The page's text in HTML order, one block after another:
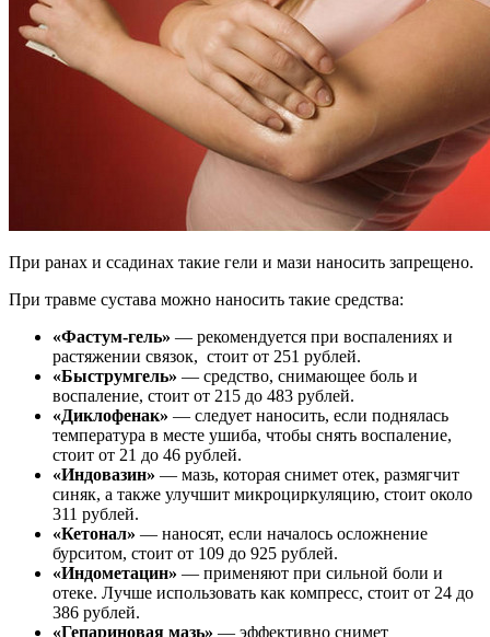
При ранах и ссадинах такие гели и мази наносить запрещено.
При травме сустава можно наносить такие средства:
«Фастум-гель» — рекомендуется при воспалениях и
растяжении связок, стоит от 251 рублей.
«Быструмгель» — средство, снимающее боль и
воспаление, стоит от 215 до 483 рублей.
«Диклофенак» — следует наносить, если поднялась
температура в месте ушиба, чтобы снять воспаление,
стоит от 21 до 46 рублей.
«Индовазин» — мазь, которая снимет отек, размягчит
синяк, а также улучшит микроциркуляцию, стоит около
311 рублей.
«Кетонал» — наносят, если началось осложнение
бурситом, стоит от 109 до 925 рублей.
«Индометацин» — применяют при сильной боли и
отеке. Лучше использовать как компресс, стоит от 24 до
386 рублей.
«Гепариновая мазь» — эффективно снимет